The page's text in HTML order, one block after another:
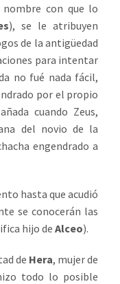
con que lo
), se le atribuyen
de la antigüedad
para intentar
no fué nada fácil,
por el propio
cuando Zeus,
del novio de la
engendrado a
hasta que acudió
se conocerán las
hijo deAlceo).
de Hera, mujer de
todo lo posible